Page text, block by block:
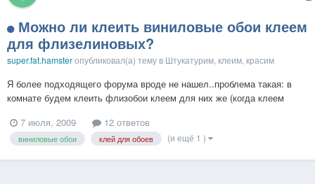
Можно ли клеить виниловые обои клеем
для флизелиновых?
super.fat.hamsterопубликовал(а) тему в Штукатурим, клеим, красим
Я более подходящего форума вроде не нашел..проблема такая: в
комнате будем клеить флизобои клеем для них же (когда клеем
кусок на стене (1,5 м шириной), где будут наклеены обычные
виниловые обои; так вот - можн...
7 июля, 2009 12 ответов
виниловые обои клей для обоев (и ещё 1 )